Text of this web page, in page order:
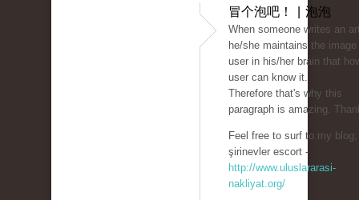
冒个泡吧！ | 泡泡
When someone writes an
he/she maintains the
user in his/her brain that
user can know it.
Therefore that's why this
paragraph is amazing.
Feel free to surf to my blog;
şirinevler escort -
http://www.uluslararasi-
nakliyat.org/